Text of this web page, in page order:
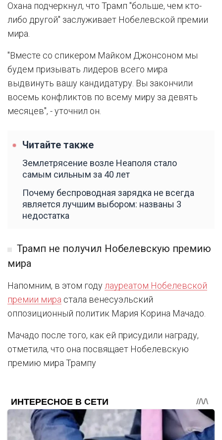
Охана подчеркнул, что Трамп "больше, чем кто-
либо другой" заслуживает Нобелевской премии
мира.
"Вместе со спикером Майком Джонсоном мы
будем призывать лидеров всего мира
выдвинуть вашу кандидатуру. Вы закончили
восемь конфликтов по всему миру за девять
месяцев", - уточнил он.
Читайте также
Землетрясение возле Неаполя стало
самым сильным за 40 лет
Почему беспроводная зарядка не всегда
является лучшим выбором: названы 3
недостатка
Трамп не получил Нобелевскую премию
мира
Напомним, в этом годулауреатом Нобелевской
премии мира стала венесуэльский
оппозиционный политик Мария Корина Мачадо.
Мачадо после того, как ей присудили награду,
отметила, что она посвящает Нобелевскую
премию мира Трампу